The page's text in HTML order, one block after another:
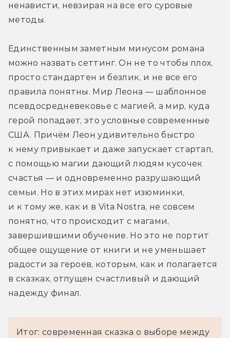
ненависти, невзирая на все его суровые
методы.
Единственным заметным минусом романа
можно назвать сеттинг. Он не то чтобы плох,
просто стандартен и безлик, и не все его
правила понятны. Мир Леона — шаблонное
псевдосредневековье с магией, а мир, куда
герой попадает, это условные современные
США. Причём Леон удивительно быстро
к нему привыкает и даже запускает стартап,
с помощью магии дающий людям кусочек
счастья — и одновременно разрушающий
семьи. Но в этих мирах нет изюминки,
и к тому же, как и в Vita Nostra, не совсем
понятно, что происходит с магами,
завершившими обучение. Но это не портит
общее ощущение от книги и не уменьшает
радости за героев, которым, как и полагается
в сказках, отпущен счастливый и дающий
надежду финал.
Итог: современная сказка о выборе между